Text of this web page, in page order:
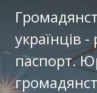
українців
паспорт.